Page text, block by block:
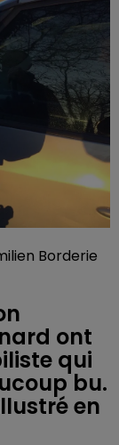
Borderie
ont
qui
bu.
en